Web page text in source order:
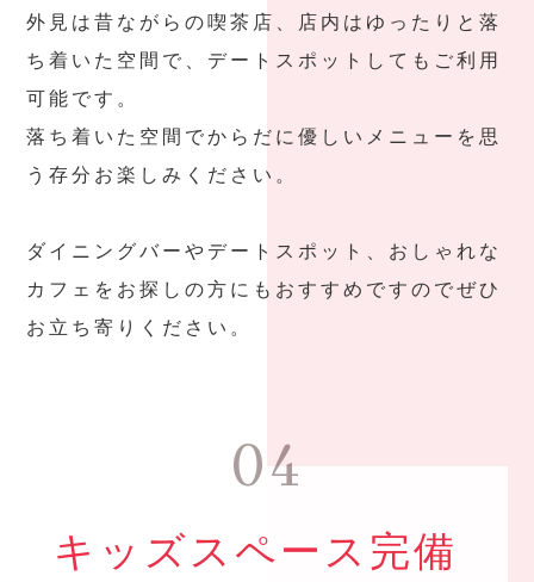
外見は昔ながらの喫茶店、店内はゆったりと落
ち着いた空間で、デートスポットしてもご利用
可能です。
落ち着いた空間でからだに優しいメニューを思
う存分お楽しみください。
ダイニングバーやデートスポット、おしゃれな
カフェをお探しの方にもおすすめですのでぜひ
お立ち寄りください。
04
キッズスペース完備